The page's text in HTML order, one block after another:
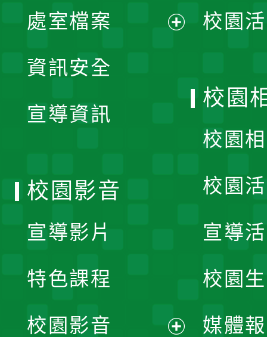
單
處室檔案
資訊安全
宣導資訊
校園
校園
校園
校園
宣導
校園
媒體
校園影音
宣導影片
特色課程
校園影音